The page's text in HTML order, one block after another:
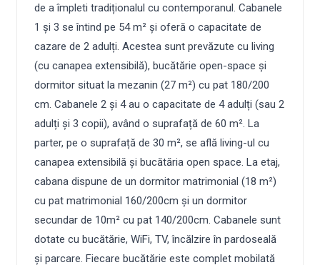
de a împleti tradiționalul cu contemporanul. Cabanele
1 și 3 se întind pe 54 m² și oferă o capacitate de
cazare de 2 adulți. Acestea sunt prevăzute cu living
(cu canapea extensibilă), bucătărie open-space și
dormitor situat la mezanin (27 m²) cu pat 180/200
cm. Cabanele 2 și 4 au o capacitate de 4 adulți (sau 2
adulți și 3 copii), având o suprafață de 60 m². La
parter, pe o suprafață de 30 m², se află living-ul cu
canapea extensibilă și bucătăria open space. La etaj,
cabana dispune de un dormitor matrimonial (18 m²)
cu pat matrimonial 160/200cm și un dormitor
secundar de 10m² cu pat 140/200cm. Cabanele sunt
dotate cu bucătărie, WiFi, TV, încălzire în pardoseală
și parcare. Fiecare bucătărie este complet mobilată